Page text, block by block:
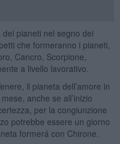
pianeti nel segno dei
che formeranno i pianeti,
Cancro, Scorpione,
a livello lavorativo.
il pianeta dell’amore in
anche se all’inizio
per la congiunzione
potrebbe essere un giorno
formerá con Chirone.